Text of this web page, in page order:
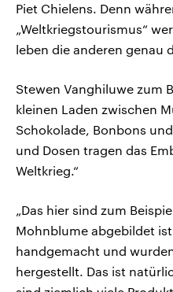
Piet Chielens. Denn
„Weltkriegstourismus“
leben die anderen genau
Stewen Vanghiluwe zum
kleinen Laden zwischen
Schokolade, Bonbons
und Dosen tragen das
Weltkrieg.“
„Das hier sind zum
Mohnblume abgebildet
handgemacht und
hergestellt. Das ist